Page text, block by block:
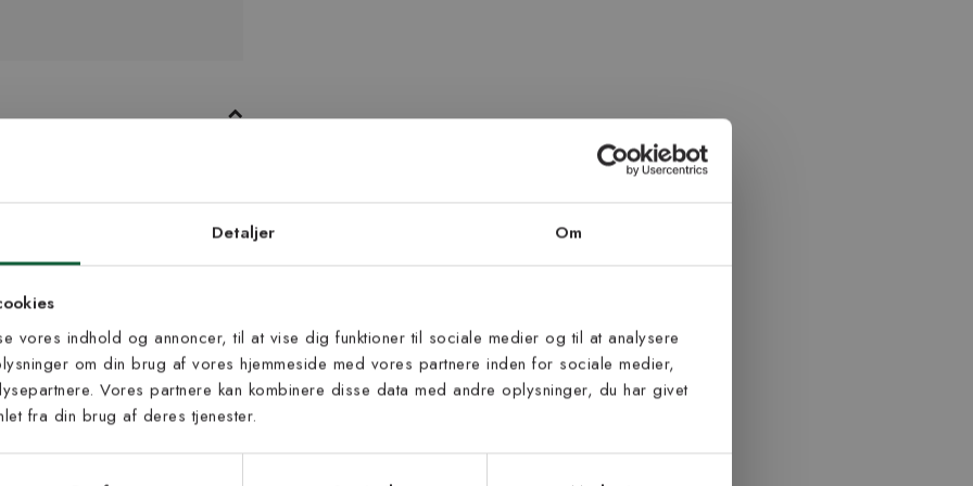
Detaljer Om
vores indhold og annoncer, til at vise dig funktioner til sociale medier og til at analysere
om din brug af vores hjemmeside med vores partnere inden for sociale medier,
Vores partnere kan kombinere disse data med andre oplysninger, du har givet
fra din brug af deres tjenester.
tåler fugtige miljøer
til eksempelvis køkkenet,
Inspiration fra @kilandsofficial
dig vores
at modtage vores tilbud,